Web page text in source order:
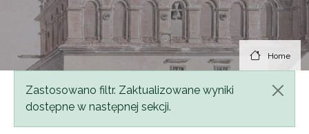
Home
Status message
Zastosowano filtr. Zaktualizowane wyniki
dostępne w następnej sekcji.